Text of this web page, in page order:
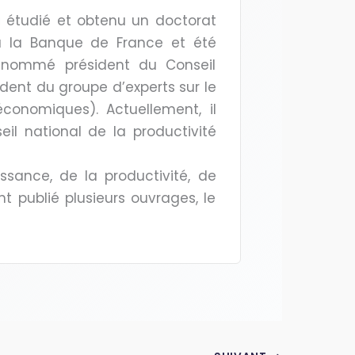
étudié et obtenu un doctorat
la Banque de France et été
président du Conseil
du groupe d’experts sur le
Actuellement, il
national de la productivité
de la productivité, de
publié plusieurs ouvrages, le